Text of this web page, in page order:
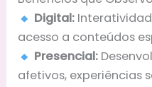
Digital:
acesso a conteúdos
Presencial:
afetivos, experiências